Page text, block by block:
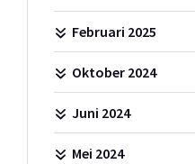
Februari 2025
Oktober 2024
Juni 2024
Mei 2024